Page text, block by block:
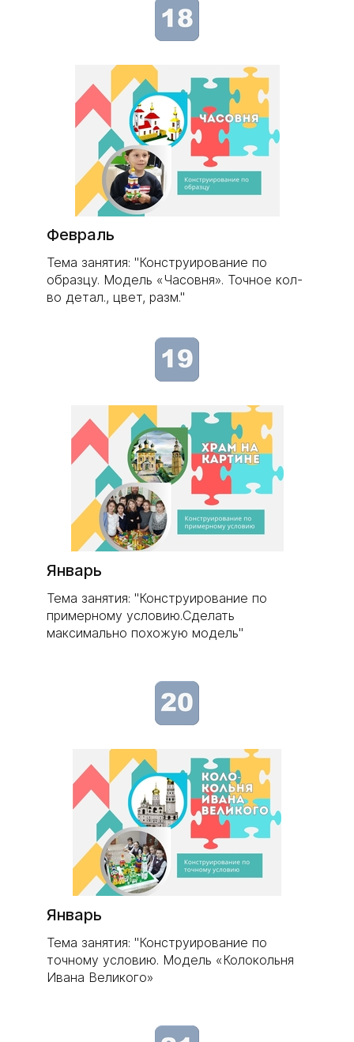
Февраль
Тема занятия: "Конструирование по
образцу. Модель «Часовня». Точное кол-
во детал., цвет, разм."
Январь
Тема занятия: "Конструирование по
примерному условию.Сделать
максимально похожую модель"
Январь
Тема занятия: "Конструирование по
точному условию. Модель «Колокольня
Ивана Великого»